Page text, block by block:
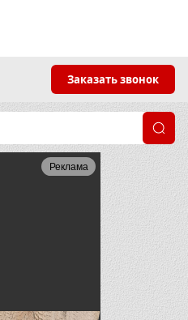
Заказать звонок
Реклама